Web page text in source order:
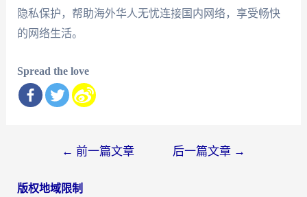
隐私保护，帮助海外华人无忧连接国内网络，享受畅快
的网络生活。
Spread the love
导
← 前一篇文章 后一篇文章 →
版权地域限制